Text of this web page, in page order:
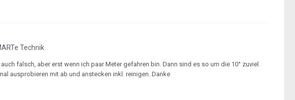
Technik
falsch, aber erst wenn ich paar Meter gefahren bin. Dann sind es so um die 10° zuviel.
ausprobieren mit ab und anstecken inkl. reinigen. Danke